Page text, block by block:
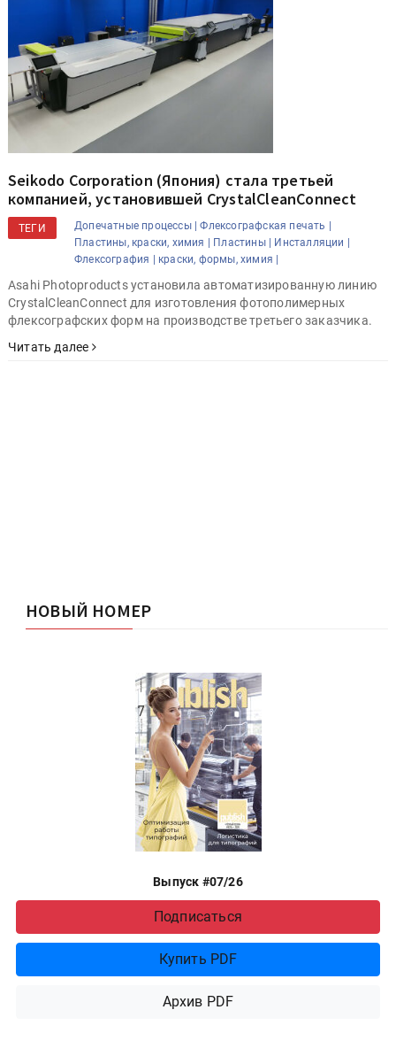
Seikodo Corporation (Япония) стала третьей
компанией, установившей CrystalCleanConnect
ТЕГИ Допечатные процессы |
Флексографская печать |
Пластины, краски, химия |
Пластины |
Инсталляции |
Флексография |
краски, формы, химия |
Asahi Photoproducts установила автоматизированную линию
CrystalCleanConnect для изготовления фотополимерных
флексографских форм на производстве третьего заказчика.
Читать далее
НОВЫЙ НОМЕР
Выпуск #07/26
Подписаться
Купить PDF
Архив PDF